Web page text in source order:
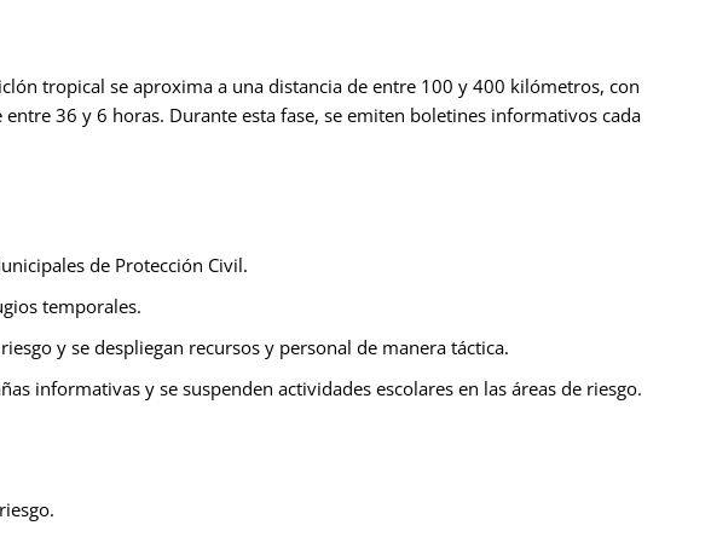
tropical se aproxima a una distancia de entre 100 y 400 kilómetros, con
36 y 6 horas. Durante esta fase, se emiten boletines informativos cada
de Protección Civil.
temporales.
y se despliegan recursos y personal de manera táctica.
informativas y se suspenden actividades escolares en las áreas de riesgo.